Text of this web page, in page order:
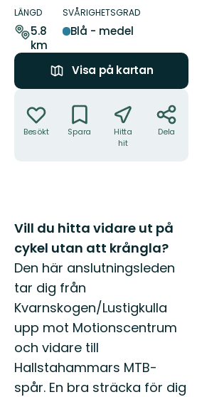
om
leden
LÄNGD
5.8
km
SVÅRIGHETSGRAD
Blå - medel
Visa på kartan
Besökt Spara
Hitta
hit
Dela
Beskrivning
Vill du hitta vidare ut på
cykel utan att krångla?
Den här anslutningsleden
tar dig från
Kvarnskogen/Lustigkulla
upp mot Motionscentrum
och vidare till
Hallstahammars MTB-
spår. En bra sträcka för dig